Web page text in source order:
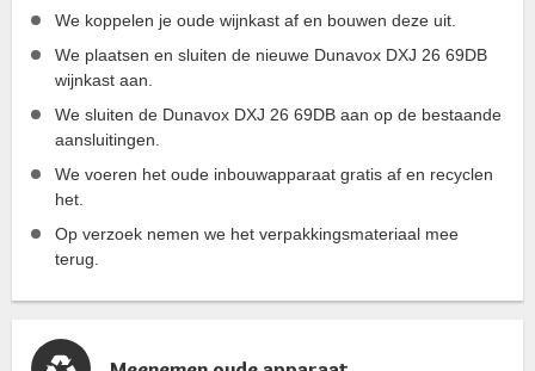
We koppelen je oude wijnkast af en bouwen deze uit.
We plaatsen en sluiten de nieuwe Dunavox DXJ 26 69DB
wijnkast aan.
We sluiten de Dunavox DXJ 26 69DB aan op de bestaande
aansluitingen.
We voeren het oude inbouwapparaat gratis af en recyclen
het.
Op verzoek nemen we het verpakkingsmateriaal mee
terug.